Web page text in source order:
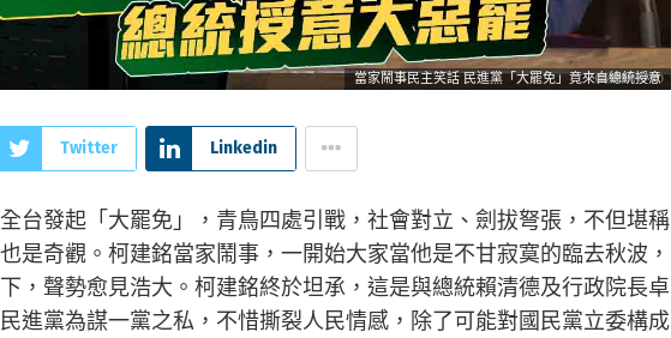
當家鬧事民主笑話 民進黨「大罷免」竟來自總統授意
Twitter Linkedin
台發起「大罷免」，青鳥四處引戰，社會對立、劍拔弩張，不但堪稱
是奇觀。柯建銘當家鬧事，一開始大家當他是不甘寂寞的臨去秋波，
，聲勢愈見浩大。柯建銘終於坦承，這是與總統賴清德及行政院長卓
進黨為謀一黨之私，不惜撕裂人民情感，除了可能對國民黨立委構成